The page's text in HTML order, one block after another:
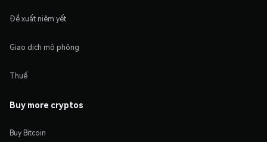
Đề xuất niêm yết
Giao dịch mô phỏng
Thuế
Buy more cryptos
Buy Bitcoin